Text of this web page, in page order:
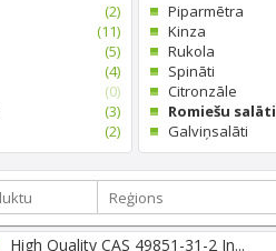
(2)
(11)
(5)
(4)
(0)
(3)
(2)
Piparmētra
Kinza
Rukola
Spināti
Citronzāle
Romiešu salāti
Galviņsalāti
High Quality CAS 49851-31-2 In...